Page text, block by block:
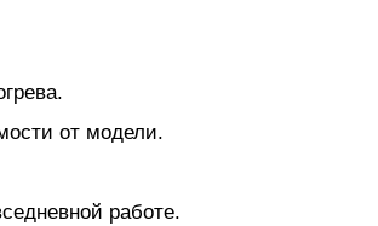
от модели.
работе.